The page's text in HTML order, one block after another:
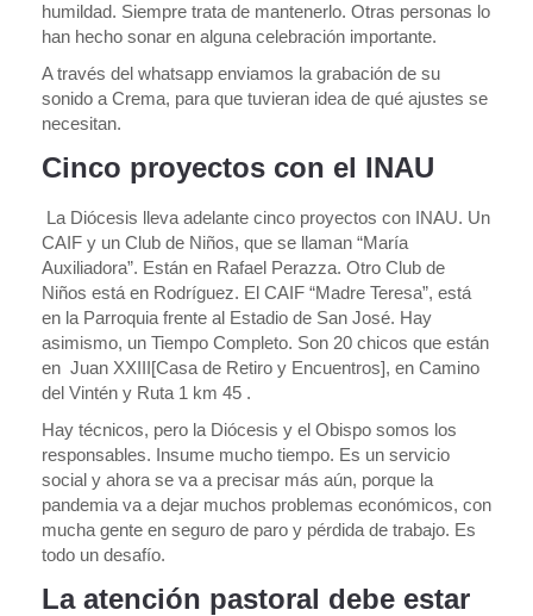
humildad. Siempre trata de mantenerlo. Otras personas lo
han hecho sonar en alguna celebración importante.
A través del whatsapp enviamos la grabación de su
sonido a Crema, para que tuvieran idea de qué ajustes se
necesitan.
Cinco proyectos con el INAU
La Diócesis lleva adelante cinco proyectos con INAU. Un
CAIF y un Club de Niños, que se llaman “María
Auxiliadora”. Están en Rafael Perazza. Otro Club de
Niños está en Rodríguez. El CAIF “Madre Teresa”, está
en la Parroquia frente al Estadio de San José. Hay
asimismo, un Tiempo Completo. Son 20 chicos que están
en Juan XXIII[Casa de Retiro y Encuentros], en Camino
del Vintén y Ruta 1 km 45 .
Hay técnicos, pero la Diócesis y el Obispo somos los
responsables. Insume mucho tiempo. Es un servicio
social y ahora se va a precisar más aún, porque la
pandemia va a dejar muchos problemas económicos, con
mucha gente en seguro de paro y pérdida de trabajo. Es
todo un desafío.
La atención pastoral debe estar